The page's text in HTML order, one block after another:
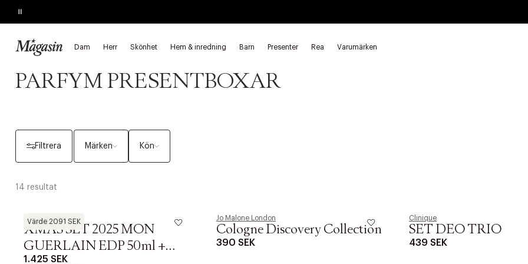
Pause
Dam Herr Skönhet Hem & inredning Barn Presenter Rea Varumärken
KÖP 2, SPARA 20%
Startsida Skönhet Parfymer & dofter Parfym presentboxar
PARFYM PRESENTBOXAR
Filtrera Märken Kön
14 resultat
Värde 2091 SEK
Guerlain
XMAS SET 2025 MON
GUERLAIN EDP 50ml +
1.425 SEK
Jo Malone London
Cologne Discovery Collection
390 SEK
Clinique
SET DEO TRIO
439 SEK